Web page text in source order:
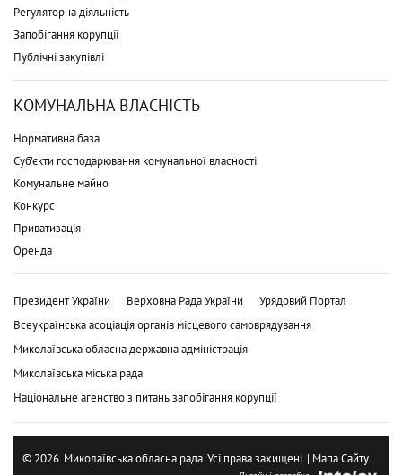
Регуляторна діяльність
Запобігання корупції
Публічні закупівлі
КОМУНАЛЬНА ВЛАСНІСТЬ
Нормативна база
Суб'єкти господарювання комунальної власності
Комунальне майно
Конкурс
Приватизація
Оренда
Президент України Верховна Рада України
Урядовий Портал
Всеукраїнська асоціація органів місцевого самоврядування
Миколаївська обласна державна адміністрація
Миколаївська міська рада
Національне агенство з питань запобігання корупції
© 2026. Миколаївська обласна рада. Усі права захищені. | Мапа Сайту